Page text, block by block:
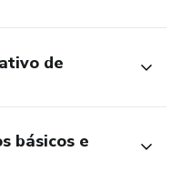
de
básicos e